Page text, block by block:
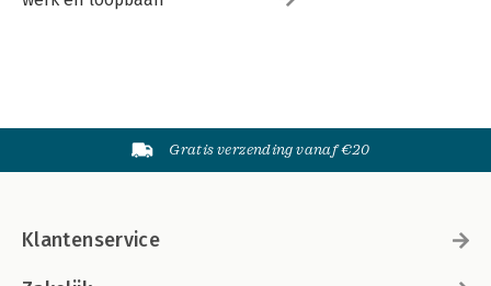
Gratis verzending vanaf €20
Klantenservice